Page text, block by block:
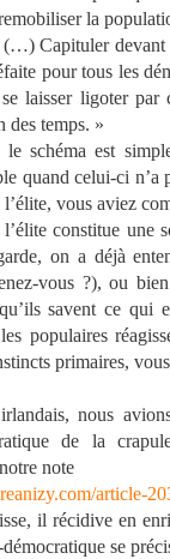
la
(…) Capituler devant
pour tous les
laisser ligoter par
des temps. »
le schéma est
quand celui-ci n’a
l’élite, vous aviez
constitue une
on a déjà
vous ?), ou
savent ce qui
populaires
primaires,
nous
de la
note
article-
il récidive en
se